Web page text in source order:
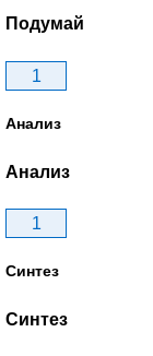
Подумай
1
Анализ
Анализ
1
Синтез
Синтез